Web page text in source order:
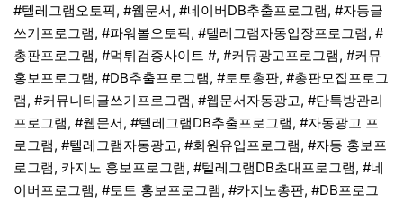
#텔레그램오토픽, #웹문서, #네이버DB추출프로그램, #자동글
쓰기프로그램, #파워볼오토픽, #텔레그램자동입장프로그램, #
총판프로그램, #먹튀검증사이트 #, #커뮤광고프로그램, #커뮤
홍보프로그램, #DB추출프로그램, #토토총판, #총판모집프로그
램, #커뮤니티글쓰기프로그램, #웹문서자동광고, #단톡방관리
프로그램, #웹문서, #텔레그램DB추출프로그램, #자동광고 프
로그램, #텔레그램자동광고, #회원유입프로그램, #자동 홍보프
로그램, 카지노 홍보프로그램, #텔레그램DB초대프로그램, #네
이버프로그램, #토토 홍보프로그램, #카지노총판, #DB프로그